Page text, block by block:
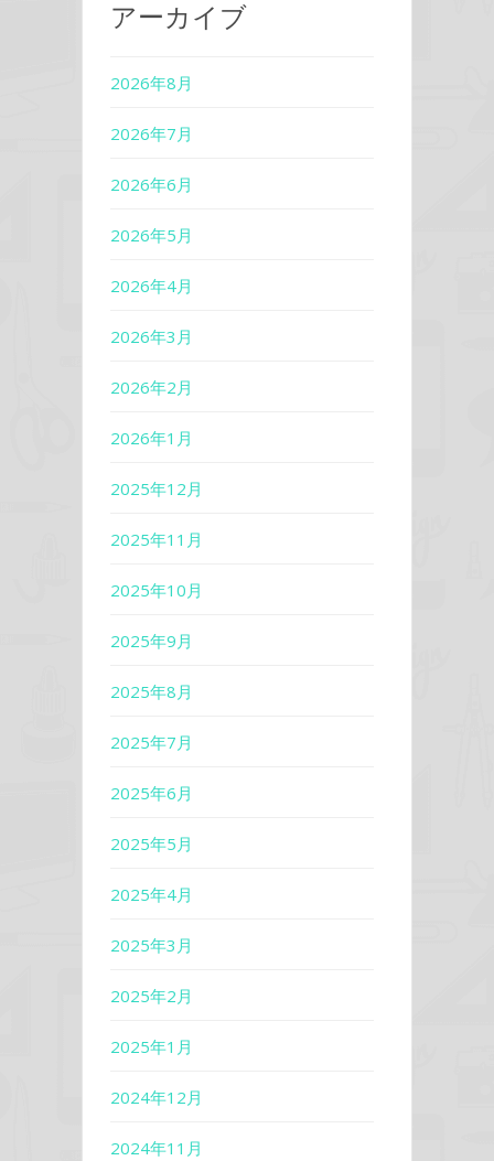
アーカイブ
2026年8月
2026年7月
2026年6月
2026年5月
2026年4月
2026年3月
2026年2月
2026年1月
2025年12月
2025年11月
2025年10月
2025年9月
2025年8月
2025年7月
2025年6月
2025年5月
2025年4月
2025年3月
2025年2月
2025年1月
2024年12月
2024年11月